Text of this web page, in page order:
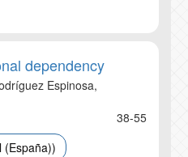
dependency
Espinosa,
38-55
(España))